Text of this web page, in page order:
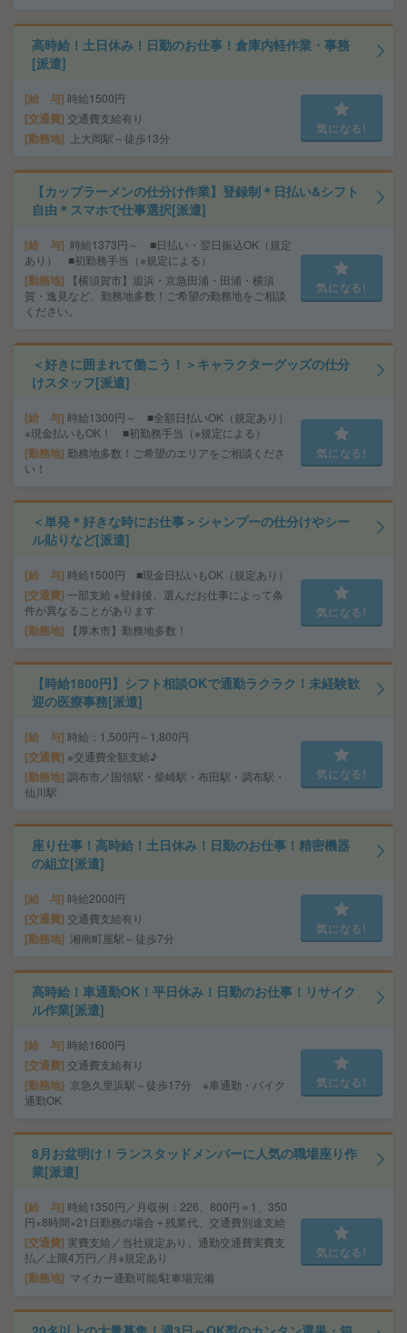
高時給！土日休み！日勤のお仕事！倉庫内軽作業・事務
[派遣]
給 与 時給1500円
交通費 交通費支給有り
勤務地 上大岡駅～徒歩13分
気になる!
【カップラーメンの仕分け作業】登録制＊日払い&シフト
自由＊スマホで仕事選択[派遣]
給 与
時給1373円～ ■日払い・翌日振込OK（規定
あり） ■初勤務手当（※規定による）
勤務地
【横須賀市】追浜・京急田浦・田浦・横須
賀・逸見など、勤務地多数！ご希望の勤務地をご相談
ください。
気になる!
＜好きに囲まれて働こう！＞キャラクターグッズの仕分
けスタッフ[派遣]
給 与 時給1300円～ ■全額日払いOK（規定あり）
※現金払いもOK！ ■初勤務手当（※規定による）
勤務地 勤務地多数！ご希望のエリアをご相談くださ
い！
気になる!
＜単発＊好きな時にお仕事＞シャンプーの仕分けやシー
ル貼りなど[派遣]
給 与 時給1500円 ■現金日払いもOK（規定あり）
交通費 一部支給 ※登録後、選んだお仕事によって条
件が異なることがあります
勤務地 【厚木市】勤務地多数！
気になる!
【時給1800円】シフト相談OKで通勤ラクラク！未経験歓
迎の医療事務[派遣]
給 与 時給：1,500円～1,800円
交通費 ※交通費全額支給♪
勤務地 調布市／国領駅・柴崎駅・布田駅・調布駅・
仙川駅
気になる!
座り仕事！高時給！土日休み！日勤のお仕事！精密機器
の組立[派遣]
給 与 時給2000円
交通費 交通費支給有り
勤務地 湘南町屋駅～徒歩7分
気になる!
高時給！車通勤OK！平日休み！日勤のお仕事！リサイク
ル作業[派遣]
給 与 時給1600円
交通費 交通費支給有り
勤務地
京急久里浜駅～徒歩17分 ※車通勤・バイク
通勤OK
気になる!
8月お盆明け！ランスタッドメンバーに人気の職場座り作
業[派遣]
給 与 時給1350円／月収例：226、800円＝1、350
円×8時間×21日勤務の場合＋残業代、交通費別途支給
交通費 実費支給／当社規定あり。通勤交通費実費支
払／上限4万円／月※規定あり
勤務地 マイカー通勤可能/駐車場完備
気になる!